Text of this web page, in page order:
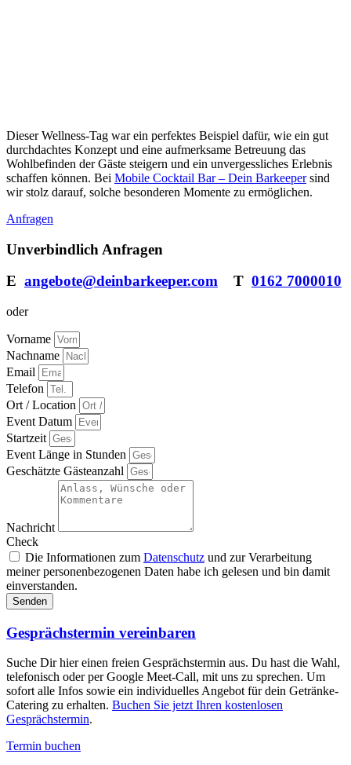
Dieser Wellness-Tag war ein perfektes Beispiel dafür, wie ein gut
durchdachtes Konzept und eine aufmerksame Betreuung das
Wohlbefinden der Gäste steigern und ein unvergessliches Erlebnis
schaffen können. Bei Mobile Cocktail Bar – Dein Barkeepersind
wir stolz darauf, solche besonderen Momente zu ermöglichen.
Anfragen
Unverbindlich Anfragen
E angebote@deinbarkeeper.com T 0162 7000010
oder
Vorname
Nachname
Email
Telefon
Ort / Location
Event Datum
Startzeit
Event Länge in Stunden
Geschätzte Gästeanzahl
Nachricht
Check
Die Informationen zum Datenschutz und zur Verarbeitung
meiner personenbezogenen Daten habe ich gelesen und bin damit
einverstanden.
Senden
Gesprächstermin vereinbaren
Suche Dir hier einen freien Gesprächstermin aus. Du hast die Wahl,
telefonisch oder per Google Meet-Call, mit uns zu sprechen. Um
sofort alle Infos sowie ein individuelles Angebot für dein Getränke-
Catering zu erhalten. Buchen Sie jetzt Ihren kostenlosen
Gesprächstermin.
Termin buchen